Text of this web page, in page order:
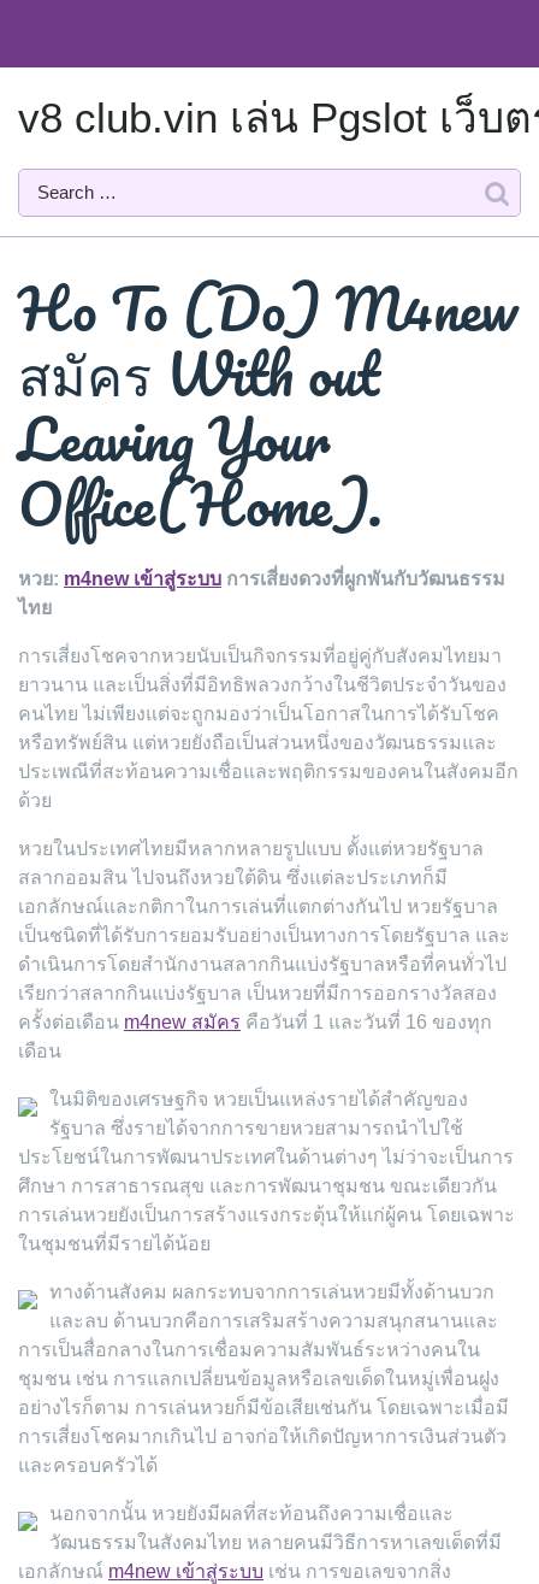
content
v8 club.vin เล่น Pgslot เว็
Ho To (Do) M4new
สมัคร With out
Leaving Your
Office(Home).
หวย: m4new เข้าสู่ระบบ การเสี่ยงดวงที่ผูกพันกับวัฒนธรรม
ไทย
การเสี่ยงโชคจากหวยนับเป็นกิจกรรมที่อยู่คู่กับสังคมไทยมา
ยาวนาน และเป็นสิ่งที่มีอิทธิพลวงกว้างในชีวิตประจำวันของ
คนไทย ไม่เพียงแต่จะถูกมองว่าเป็นโอกาสในการได้รับโชค
หรือทรัพย์สิน แต่หวยยังถือเป็นส่วนหนึ่งของวัฒนธรรมและ
ประเพณีที่สะท้อนความเชื่อและพฤติกรรมของคนในสังคมอีก
ด้วย
หวยในประเทศไทยมีหลากหลายรูปแบบ ตั้งแต่หวยรัฐบาล
สลากออมสิน ไปจนถึงหวยใต้ดิน ซึ่งแต่ละประเภทก็มี
เอกลักษณ์และกติกาในการเล่นที่แตกต่างกันไป หวยรัฐบาล
เป็นชนิดที่ได้รับการยอมรับอย่างเป็นทางการโดยรัฐบาล และ
ดำเนินการโดยสำนักงานสลากกินแบ่งรัฐบาลหรือที่คนทั่วไป
เรียกว่าสลากกินแบ่งรัฐบาล เป็นหวยที่มีการออกรางวัลสอง
ครั้งต่อเดือน m4new สมัคร คือวันที่ 1 และวันที่ 16 ของทุก
เดือน
ในมิติของเศรษฐกิจ หวยเป็นแหล่งรายได้สำคัญของ
รัฐบาล ซึ่งรายได้จากการขายหวยสามารถนำไปใช้
ประโยชน์ในการพัฒนาประเทศในด้านต่างๆ ไม่ว่าจะเป็นการ
ศึกษา การสาธารณสุข และการพัฒนาชุมชน ขณะเดียวกัน
การเล่นหวยยังเป็นการสร้างแรงกระตุ้นให้แก่ผู้คน โดยเฉพาะ
ในชุมชนที่มีรายได้น้อย
ทางด้านสังคม ผลกระทบจากการเล่นหวยมีทั้งด้านบวก
และลบ ด้านบวกคือการเสริมสร้างความสนุกสนานและ
การเป็นสื่อกลางในการเชื่อมความสัมพันธ์ระหว่างคนใน
ชุมชน เช่น การแลกเปลี่ยนข้อมูลหรือเลขเด็ดในหมู่เพื่อนฝูง
อย่างไรก็ตาม การเล่นหวยก็มีข้อเสียเช่นกัน โดยเฉพาะเมื่อมี
การเสี่ยงโชคมากเกินไป อาจก่อให้เกิดปัญหาการเงินส่วนตัว
และครอบครัวได้
นอกจากนั้น หวยยังมีผลที่สะท้อนถึงความเชื่อและ
วัฒนธรรมในสังคมไทย หลายคนมีวิธีการหาเลขเด็ดที่มี
เอกลักษณ์ m4new เข้าสู่ระบบ เช่น การขอเลขจากสิ่ง